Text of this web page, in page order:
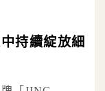
持續綻放細